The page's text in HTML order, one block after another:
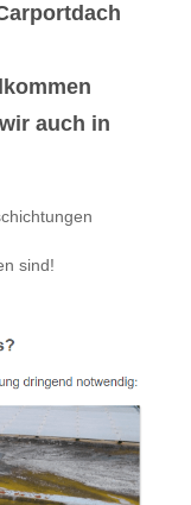
auch in
sind!